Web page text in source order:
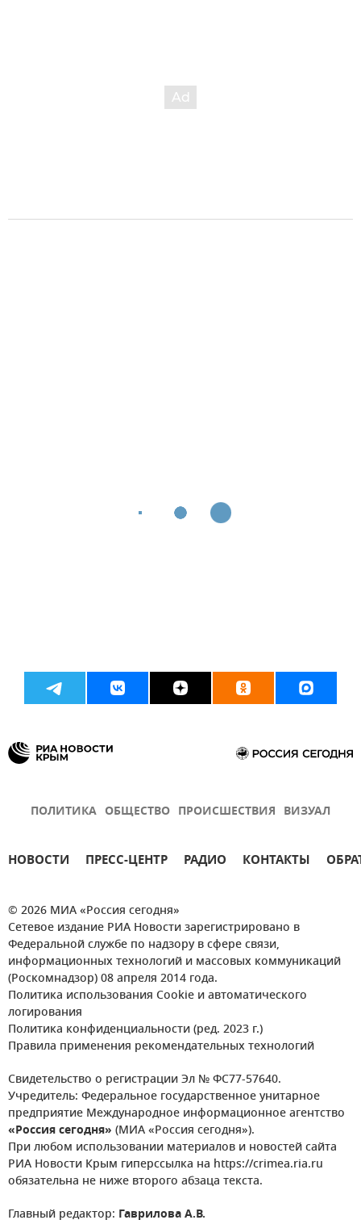
ПОЛИТИКА ОБЩЕСТВО ПРОИСШЕСТВИЯ ВИЗУАЛ
НОВОСТИ ПРЕСС-ЦЕНТР РАДИО КОНТАКТЫ
© 2026 МИА «Россия сегодня»
Сетевое издание РИА Новости зарегистрировано в
Федеральной службе по надзору в сфере связи,
информационных технологий и массовых коммуникаций
(Роскомнадзор) 08 апреля 2014 года.
Политика использования Cookie и автоматического
логирования
Политика конфиденциальности (ред. 2023 г.)
Правила применения рекомендательных технологий
Свидетельство о регистрации Эл № ФС77-57640.
Учредитель: Федеральное государственное унитарное
предприятие Международное информационное агентство
«Россия сегодня» (МИА «Россия сегодня»).
При любом использовании материалов и новостей сайта
РИА Новости Крым гиперссылка на https://crimea.ria.ru
обязательна не ниже второго абзаца текста.
Главный редактор: Гаврилова А.В.